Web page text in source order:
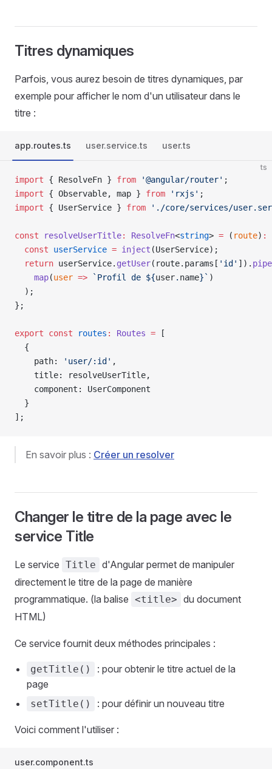
Titres dynamiques
Parfois, vous aurez besoin de titres dynamiques, par
exemple pour afficher le nom d'un utilisateur dans le
titre :
app.routes.ts user.service.ts user.ts
ts
import { ResolveFn } from '@angular/router' ;
import { Observable, map } from 'rxjs' ;
import { UserService } from './core/services/
const resolveUserTitle: ResolveFn<string> = ( route) :
  const
userService = inject (UserService);
  return
userService. getUser(route.params[ 'id' ]). pipe
    map
(user => `Profil de ${user. name}` )
  );
};
export const routes : Routes = [
  {
    path:
'user/:id' ,
    title: resolveUserTitle,
    component: UserComponent
  }
];
En savoir plus : Créer un resolver
Changer le titre de la page avec le
service Title
Le service Title d'Angular permet de manipuler
directement le titre de la page de manière
programmatique. (la balise <title> du document
HTML)
Ce service fournit deux méthodes principales :
getTitle()
: pour obtenir le titre actuel de la
page
setTitle() : pour définir un nouveau titre
Voici comment l'utiliser :
user.component.ts